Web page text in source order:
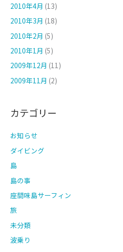
2010年4月 (13)
2010年3月 (18)
2010年2月 (5)
2010年1月 (5)
2009年12月 (11)
2009年11月 (2)
カテゴリー
お知らせ
ダイビング
島
島の事
座間味島サーフィン
旅
未分類
波乗り